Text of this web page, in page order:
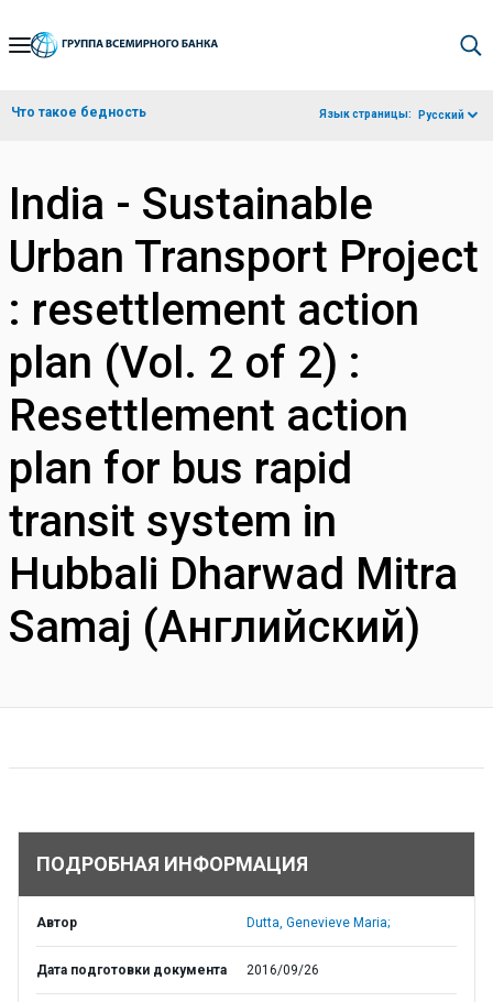
Skip
Navigation
Что такое бедность Язык страницы: Русский
India - Sustainable
Urban Transport Project
: resettlement action
plan (Vol. 2 of 2) :
Resettlement action
plan for bus rapid
transit system in
Hubbali Dharwad Mitra
Samaj (Английский)
ПОДРОБНАЯ ИНФОРМАЦИЯ
Автор Dutta, Genevieve Maria;
Дата подготовки документа 2016/09/26